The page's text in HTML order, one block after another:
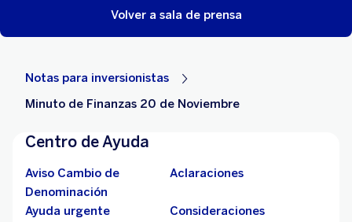
Volver a sala de prensa
Notas para inversionistas
Minuto de Finanzas 20 de Noviembre
Centro de Ayuda
Aviso Cambio de
Denominación
Aclaraciones
Ayuda urgente
Consideraciones